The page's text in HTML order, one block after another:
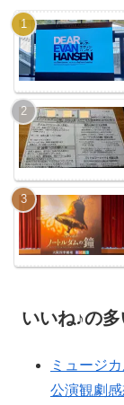
いいね♪の
ミュージ
公演観劇